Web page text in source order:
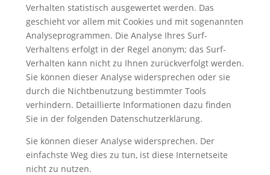
Verhalten statistisch ausgewertet werden. Das
geschieht vor allem mit Cookies und mit sogenannten
Analyseprogrammen. Die Analyse Ihres Surf-
Verhaltens erfolgt in der Regel anonym; das Surf-
Verhalten kann nicht zu Ihnen zurückverfolgt werden.
Sie können dieser Analyse widersprechen oder sie
durch die Nichtbenutzung bestimmter Tools
verhindern. Detaillierte Informationen dazu finden
Sie in der folgenden Datenschutzerklärung.
Sie können dieser Analyse widersprechen. Der
einfachste Weg dies zu tun, ist diese Internetseite
nicht zu nutzen.